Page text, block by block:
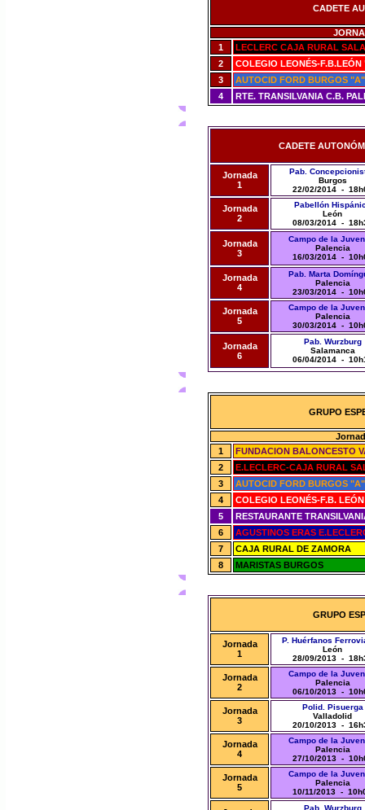
CADETE
1
LECLERC CAJA RURAL
2
COLEGIO LEONÉS-
3
AUTOCID FORD BURGOS "A"
4
RTE. TRANSILVANIA C.B.
CADETE
Jornada
1
Pab.
Burgos
22/02/2014 -
Jornada
2
Pabellón
León
08/03/2014 -
Jornada
3
Campo de la
Palencia
16/03/2014 -
Jornada
4
Pab. Marta
Palencia
23/03/2014 -
Jornada
5
Campo de la
Palencia
30/03/2014 -
Jornada
6
Pab. Wurzburg
Salamanca
06/04/2014 -
GRUPO
1
FUNDACION BALONCESTO
2
E.LECLERC-CAJA RURAL
3
AUTOCID FORD BURGOS "A"
4
COLEGIO LEONÉS-F.B.
5
RESTAURANTE
6
AGUSTINOS ERAS
7
CAJA RURAL DE ZAMORA
8
MARISTAS BURGOS
GRUPO
Jornada
1
P. Huérfanos
León
28/09/2013 -
Jornada
2
Campo de la
Palencia
06/10/2013 -
Jornada
3
Polid. Pisuerga
Valladolid
20/10/2013 -
Jornada
4
Campo de la
Palencia
27/10/2013 -
Jornada
5
Campo de la
Palencia
10/11/2013 -
Pab. Wurzburg